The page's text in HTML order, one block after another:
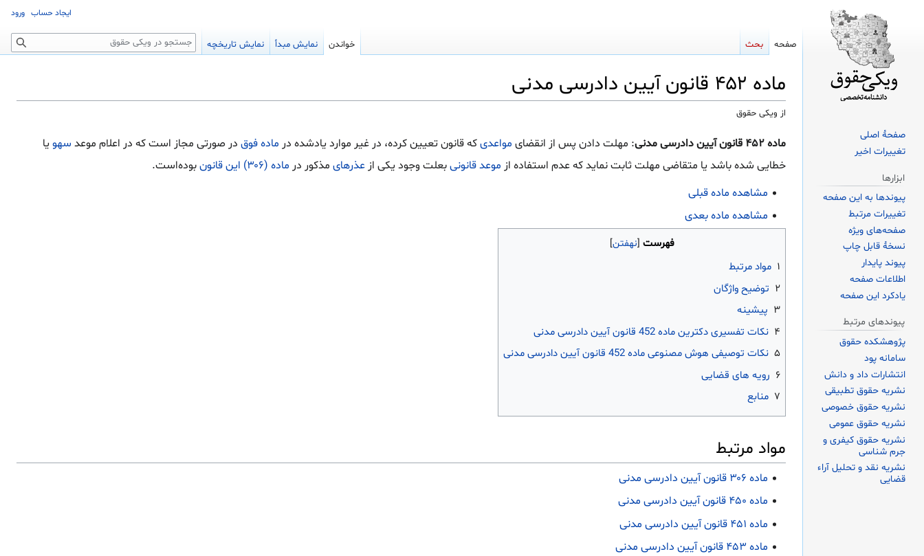
ماده ۴۵۲ قانون آیین دادرسی مدنی
از ویکی حقوق
پرش
ناوبری
پرش
جستجو
ماده ۴۵۲ قانون آیین دادرسی مدنی : مهلت دادن پس از انقضای مواعدیکه قانون تعیین کرده، در غیر موارد یادشده در ماده فوق در صورتی مجاز است که در اعلام موعد سهویا
خطایی شده باشد یا متقاضی مهلت ثابت نماید که عدم استفاده از موعد قانونیبعلت وجود یکی از عذرهای مذکور در ماده (۳۰۶) این قانون
بوده‌است.
مشاهده ماده قبلی
مشاهده ماده بعدی
فهرست
۱ مواد مرتبط
۲ توضیح واژگان
۳ پیشینه
۴ نکات تفسیری دکترین ماده 452 قانون آیین دادرسی مدنی
۵ نکات توصیفی هوش مصنوعی ماده 452 قانون آیین دادرسی مدنی
۶ رویه های قضایی
۷ منابع
مواد مرتبط
ماده ۳۰۶ قانون آیین دادرسی مدنی
ماده ۴۵۰ قانون آیین دادرسی مدنی
ماده ۴۵۱ قانون آیین دادرسی مدنی
ماده ۴۵۳ قانون آیین دادرسی مدنی
ایجاد حساب ورود
صفحه بحث خواندن نمایش مبدأ نمایش تاریخچه جستجو
صفحهٔ اصلی
تغییرات اخیر
ابزارها
پیوندها به این صفحه
تغییرات مرتبط
صفحه‌های ویژه
نسخهٔ قابل چاپ
پیوند پایدار
اطلاعات صفحه
یادکرد این صفحه
پیوندهای مرتبط
پژوهشکده حقوق
سامانه پود
انتشارات داد و دانش
نشریه حقوق تطبیقی
نشریه حقوق خصوصی
نشریه حقوق عمومی
نشریه حقوق کیفری و
جرم شناسی
نشریه نقد و تحلیل آراء
قضایی